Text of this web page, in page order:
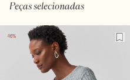
Peças selecionadas
-16%